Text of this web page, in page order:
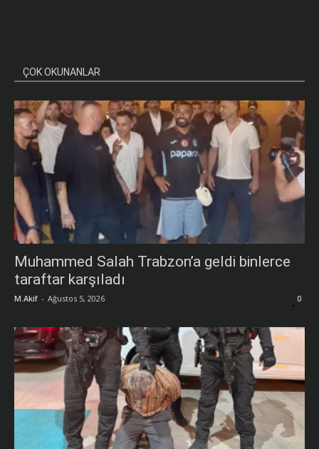
ÇOK OKUNANLAR
Muhammed Salah Trabzon’a geldi binlerce
taraftar karşıladı
M.Akif - Ağustos 5, 2026 0